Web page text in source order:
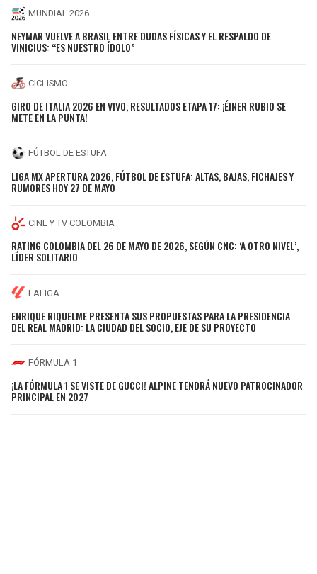
MUNDIAL 2026
NEYMAR VUELVE A BRASIL ENTRE DUDAS FÍSICAS Y EL RESPALDO DE
VINICIUS: “ES NUESTRO ÍDOLO”
CICLISMO
GIRO DE ITALIA 2026 EN VIVO, RESULTADOS ETAPA 17: ¡ÉINER RUBIO SE
METE EN LA PUNTA!
FÚTBOL DE ESTUFA
LIGA MX APERTURA 2026, FÚTBOL DE ESTUFA: ALTAS, BAJAS, FICHAJES Y
RUMORES HOY 27 DE MAYO
CINE Y TV COLOMBIA
RATING COLOMBIA DEL 26 DE MAYO DE 2026, SEGÚN CNC: ‘A OTRO NIVEL’,
LÍDER SOLITARIO
LALIGA
ENRIQUE RIQUELME PRESENTA SUS PROPUESTAS PARA LA PRESIDENCIA
DEL REAL MADRID: LA CIUDAD DEL SOCIO, EJE DE SU PROYECTO
FÓRMULA 1
¡LA FÓRMULA 1 SE VISTE DE GUCCI! ALPINE TENDRÁ NUEVO PATROCINADOR
PRINCIPAL EN 2027